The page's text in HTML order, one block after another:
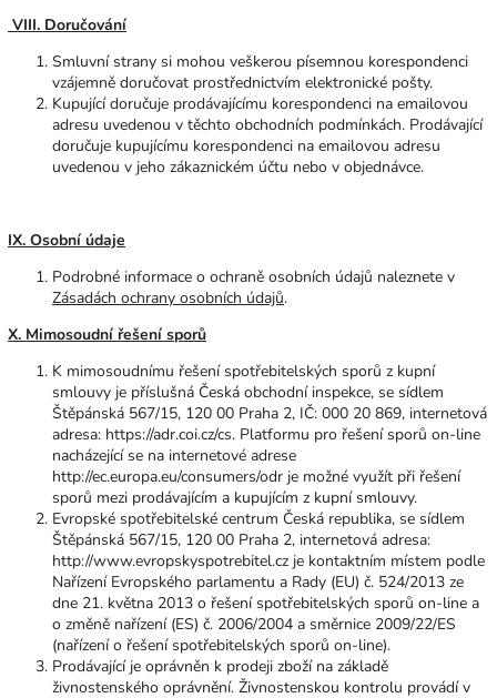
VIII. Doručování
Smluvní strany si mohou veškerou písemnou korespondenci
vzájemně doručovat prostřednictvím elektronické pošty.
Kupující doručuje prodávajícímu korespondenci na emailovou
adresu uvedenou v těchto obchodních podmínkách. Prodávající
doručuje kupujícímu korespondenci na emailovou adresu
uvedenou v jeho zákaznickém účtu nebo v objednávce.
IX. Osobní údaje
Podrobné informace o ochraně osobních údajů naleznete v
Zásadách ochrany osobních údajů.
X. Mimosoudní řešení sporů
K mimosoudnímu řešení spotřebitelských sporů z kupní
smlouvy je příslušná Česká obchodní inspekce, se sídlem
Štěpánská 567/15, 120 00 Praha 2, IČ: 000 20 869, internetová
adresa: https://adr.coi.cz/cs. Platformu pro řešení sporů on-line
nacházející se na internetové adrese
http://ec.europa.eu/consumers/odr je možné využít při řešení
sporů mezi prodávajícím a kupujícím z kupní smlouvy.
Evropské spotřebitelské centrum Česká republika, se sídlem
Štěpánská 567/15, 120 00 Praha 2, internetová adresa:
http://www.evropskyspotrebitel.cz je kontaktním místem podle
Nařízení Evropského parlamentu a Rady (EU) č. 524/2013 ze
dne 21. května 2013 o řešení spotřebitelských sporů on-line a
o změně nařízení (ES) č. 2006/2004 a směrnice 2009/22/ES
(nařízení o řešení spotřebitelských sporů on-line).
Prodávající je oprávněn k prodeji zboží na základě
živnostenského oprávnění. Živnostenskou kontrolu provádí v